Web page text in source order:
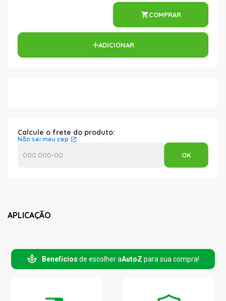
COMPRAR
ADICIONAR
Calcule o frete do produto:
Não sei meu cep
APLICAÇÃO
Benefícios de escolher aAutoZ para sua compra!